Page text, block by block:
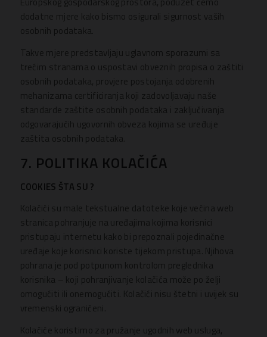
dodatne mjere kako bismo osigurali sigurnost vaših
osobnih podataka.
Takve mjere predstavljaju uglavnom sporazumi sa
trećim stranama o uspostavi obveznih propisa o zaštiti
osobnih podataka, provjere postojanja odobrenih
mehanizama certificiranja koji zadovoljavaju naše
standarde zaštite osobnih podataka i zaključivanja
odgovarajućih ugovornih obveza kojima se uređuje
zaštita osobnih podataka.
7. POLITIKA KOLAČIĆA
COOKIES ŠTA SU ?
Kolačići su male tekstualne datoteke koje većina web
stranica pohranjuje na uređajima kojima korisnici
pristupaju internetu kako bi prepoznali pojedinačne
uređaje koje korisnici koriste tijekom pristupa. Njihova
pohrana je pod potpunom kontrolom preglednika
korisnika – koji pohranjivanje kolačića može po želji
omogućiti ili onemogućiti. Kolačići nisu štetni i uvijek su
vremenski ograničeni.
Kolačiće koristimo za pružanje ugodnih web usluga,